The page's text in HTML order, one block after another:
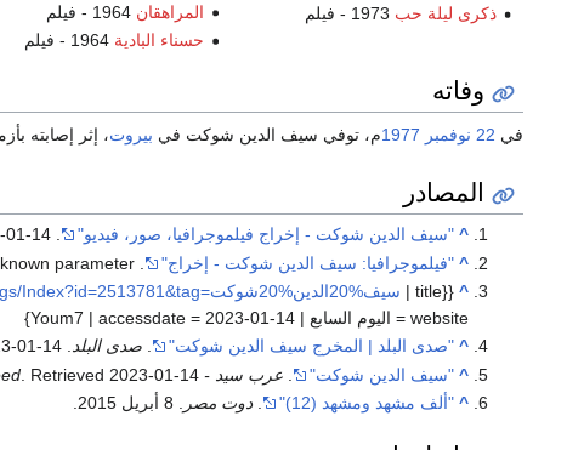
ذكرى ليلة حب
المراهقان
حسناء البادية
وفاته
في 22 نوفمبر 1977م، توفي سيف الدين شوكت في بيروت، إثر إصابته
المصادر
^ "سيف الدين شوكت - إخراج فيلموجرافيا، صور، فيديو" 01-14
^ "فيلموجرافيا: سيف الدين شوكت - إخراج" parameter
^
{{cite web| url = https://www.youm7.com/Tags/Index?id=2513781&tag=سيف%20الدين%20شوكت
website = اليوم السابع | Youm7 | accessdate = 2023-01-14}
^ "صدى البلد | المخرج سيف الدين شوكت" . صدى البلد. Retrieved
01-14
^ "سيف الدين شوكت" عرب سيد - Arabseed . Retrieved 2023-01-14
^ "ألف مشهد ومشهد (12)" دوت مصر